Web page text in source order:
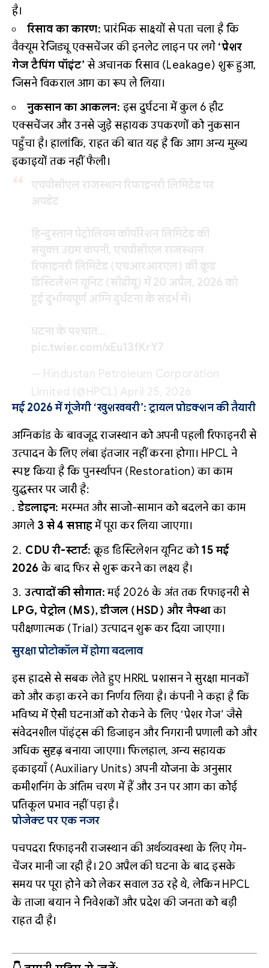
है।
रिसाव का कारण: प्रारंभिक साक्ष्यों से पता चला है कि
वैक्यूम रेजिड्यू एक्सचेंजर की इनलेट लाइन पर लगे‘प्रेशर
गेज टैपिंग पॉइंट’ से अचानक रिसाव (Leakage) शुरू हुआ,
जिसने विकराल आग का रूप ले लिया।
नुकसान का आकलन: इस दुर्घटना में कुल 6 हीट
एक्सचेंजर और उनसे जुड़े सहायक उपकरणों को नुकसान
पहुँचा है। हालांकि, राहत की बात यह है कि आग अन्य मुख्य
इकाइयों तक नहीं फैली।
एचपीसीएल राजस्थान रिफाइनरी लिमिटेड पर
अपडेट
हिन्दुस्तान पेट्रोलियम कॉर्पोरेशन लिमिटेड की
संयुक्त उद्यम कंपनी, एचपीसीएल राजस्थान
रिफाइनरी लिमिटेड (एचआरआरएल) की क्रूड
डिस्टिलेशन यूनिट (सीडीयू) में 20 अप्रैल, 2026 को
हुई दुर्भाग्यपूर्ण अग्नि दुर्घटना के संदर्भ में।
घटना के पश्चात…
pic.twitter.com/xEu13fKrY7
— Hindustan Petroleum Corporation
Limited (@HPCL) April 25, 2026
मई 2026 में गूंजेगी ‘खुशखबरी’: ट्रायल प्रोडक्शन की तैयारी
अग्निकांड के बावजूद राजस्थान को अपनी पहली रिफाइनरी से
उत्पादन के लिए लंबा इंतजार नहीं करना होगा। HPCL ने
स्पष्ट किया है कि पुनर्स्थापन (Restoration) का काम
युद्धस्तर पर जारी है:
डेडलाइन: मरम्मत और साजो-सामान को बदलने का काम
अगले 3 से 4 सप्ताहमें पूरा कर लिया जाएगा।
CDU री-स्टार्ट: क्रूड डिस्टिलेशन यूनिट को15 मई
2026 के बाद फिर से शुरू करने का लक्ष्य है।
उत्पादों की सौगात:मई 2026 के अंत तक रिफाइनरी से
LPG, पेट्रोल (MS), डीजल (HSD) और नैफ्थाका
परीक्षणात्मक (Trial) उत्पादन शुरू कर दिया जाएगा।
सुरक्षा प्रोटोकॉल में होगा बदलाव
इस हादसे से सबक लेते हुए HRRL प्रशासन ने सुरक्षा मानकों
को और कड़ा करने का निर्णय लिया है। कंपनी ने कहा है कि
भविष्य में ऐसी घटनाओं को रोकने के लिए ‘प्रेशर गेज’ जैसे
संवेदनशील पॉइंट्स की डिजाइन और निगरानी प्रणाली को और
अधिक सुदृढ़ बनाया जाएगा। फिलहाल, अन्य सहायक
इकाइयाँ (Auxiliary Units) अपनी योजना के अनुसार
कमीशनिंग के अंतिम चरण में हैं और उन पर आग का कोई
प्रतिकूल प्रभाव नहीं पड़ा है।
प्रोजेक्ट पर एक नजर
पचपदरा रिफाइनरी राजस्थान की अर्थव्यवस्था के लिए गेम-
चेंजर मानी जा रही है। 20 अप्रैल की घटना के बाद इसके
समय पर पूरा होने को लेकर सवाल उठ रहे थे, लेकिन HPCL
के ताजा बयान ने निवेशकों और प्रदेश की जनता को बड़ी
राहत दी है।